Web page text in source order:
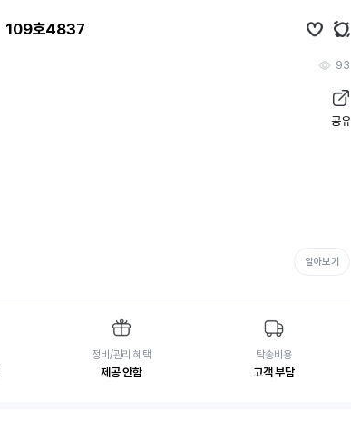
109호4837
93
공유
알아보기
정비/관리 혜택
제공 안함
탁송비용
고객 부담